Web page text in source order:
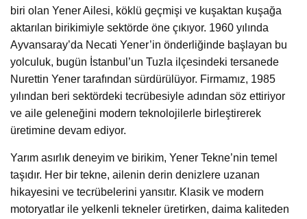
biri olan Yener Ailesi, köklü geçmişi ve kuşaktan kuşağa
aktarılan birikimiyle sektörde öne çıkıyor. 1960 yılında
Ayvansaray’da Necati Yener’in önderliğinde başlayan bu
yolculuk, bugün İstanbul’un Tuzla ilçesindeki tersanede
Nurettin Yener tarafından sürdürülüyor. Firmamız, 1985
yılından beri sektördeki tecrübesiyle adından söz ettiriyor
ve aile geleneğini modern teknolojilerle birleştirerek
üretimine devam ediyor.
Yarım asırlık deneyim ve birikim, Yener Tekne’nin temel
taşıdır. Her bir tekne, ailenin derin denizlere uzanan
hikayesini ve tecrübelerini yansıtır. Klasik ve modern
motoryatlar ile yelkenli tekneler üretirken, daima kaliteden